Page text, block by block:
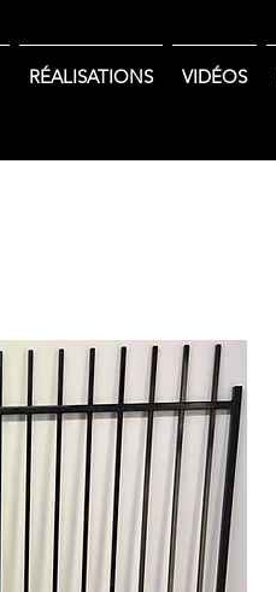
RÉALISATIONS VIDÉOS